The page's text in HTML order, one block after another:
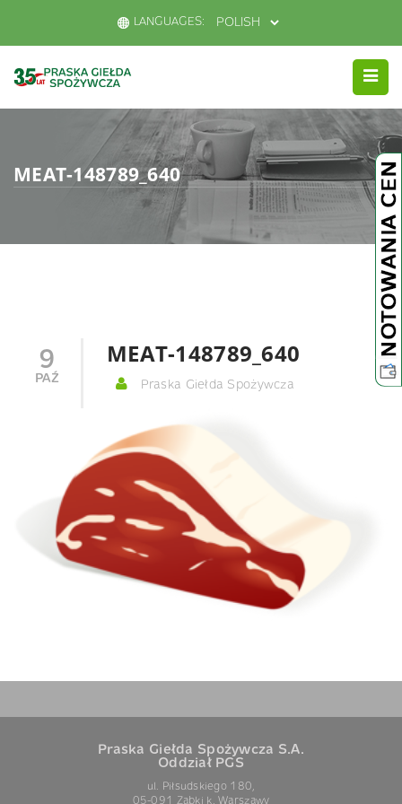
LANGUAGES:
MEAT-148789_640
9
PAŹ
MEAT-148789_640
Praska Giełda Spożywcza
Praska Giełda Spożywcza S.A.
Oddział PGS
ul. Piłsudskiego 180,
05-091 Ząbki k. Warszawy